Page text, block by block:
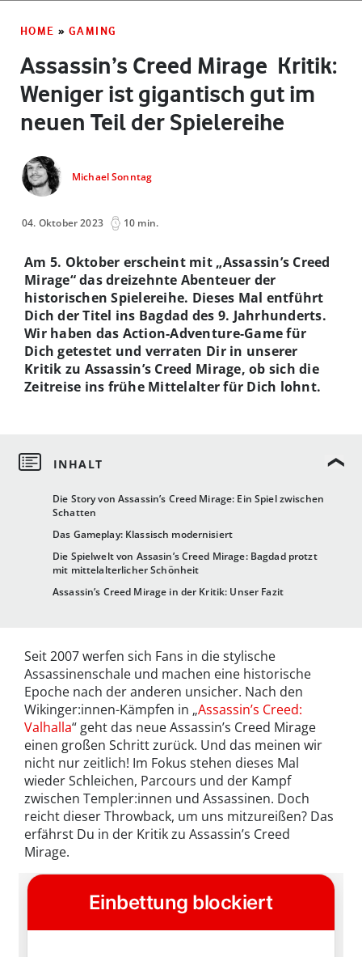
HOME » GAMING
Assassin’s Creed Mirage ­ Kritik:
Weniger ist gigantisch gut im
neuen Teil der Spielereihe
Michael Sonntag
04. Oktober 2023 10 min.
Die Story von Assassin’s Creed Mirage: Ein Spiel zwischen
Schatten
Das Gameplay: Klassisch modernisiert
Die Spielwelt von Assasin’s Creed Mirage: Bagdad protzt
mit mittelalterlicher Schönheit
Assassin’s Creed Mirage in der Kritik: Unser Fazit
Am 5. Oktober erscheint mit „Assassin’s Creed
Mirage“ das dreizehnte Abenteuer der
historischen Spielereihe. Dieses Mal entführt
Dich der Titel ins Bagdad des 9. Jahrhunderts.
Wir haben das Action-Adventure-Game für
Dich getestet und verraten Dir in unserer
Kritik zu Assassin’s Creed Mirage, ob sich die
Zeitreise ins frühe Mittelalter für Dich lohnt.
Seit 2007 werfen sich Fans in die stylische
Assassinenschale und machen eine historische
Epoche nach der anderen unsicher. Nach den
Wikinger:innen-Kämpfen in „Assassin’s Creed:
Valhalla“ geht das neue Assassin’s Creed Mirage
einen großen Schritt zurück. Und das meinen wir
nicht nur zeitlich! Im Fokus stehen dieses Mal
wieder Schleichen, Parcours und der Kampf
zwischen Templer:innen und Assassinen. Doch
reicht dieser Throwback, um uns mitzureißen? Das
erfährst Du in der Kritik zu Assassin’s Creed
Mirage.